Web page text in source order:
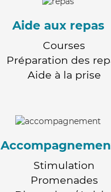
Aide aux repas
Courses
Préparation des
Aide à la prise
Stimulation
Promenades